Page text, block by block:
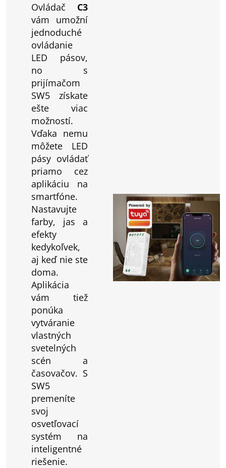
Ovládač C3
vám umožní
jednoduché
ovládanie
LED pásov,
no s
prijímačom
SW5 získate
ešte viac
možností.
Vďaka nemu
môžete LED
pásy ovládať
priamo cez
aplikáciu na
smartfóne.
Nastavujte
farby, jas a
efekty
kedykoľvek,
aj keď nie ste
doma.
Aplikácia
vám tiež
ponúka
vytváranie
vlastných
svetelných
scén a
časovačov. S
SW5
premeníte
svoj
osvetľovací
systém na
inteligentné
riešenie.